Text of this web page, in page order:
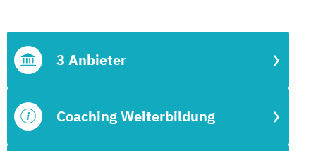
Coaching Weiterbildung
3 Anbieter